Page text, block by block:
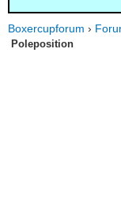
Boxercupforum ›
Poleposition